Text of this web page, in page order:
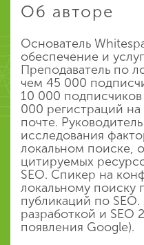
Об авторе
Основатель
обеспечение и
Преподаватель по
чем 45 000
10 000
000 регистраций
почте.
исследования
локальном поиске,
цитируемых
SEO. Спикер на
локальному поиску
публикаций по
разработкой и SEO
появления Google).